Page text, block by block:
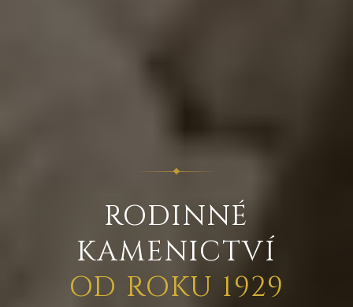
RODINNÉ
KAMENICTVÍ
OD ROKU 1929